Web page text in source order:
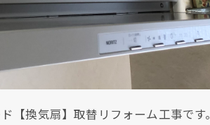
【換気扇】取替リフォーム工事です。